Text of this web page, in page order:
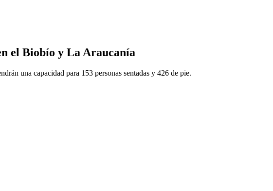
el Biobío y La Araucanía
una capacidad para 153 personas sentadas y 426 de pie.